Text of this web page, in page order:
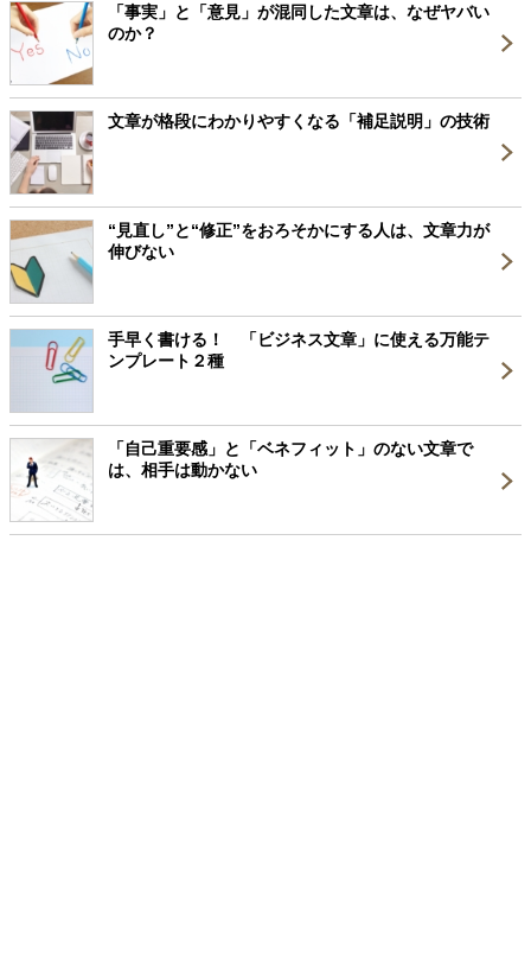
「事実」と「意見」が混同した文章は、なぜヤバい
のか？
文章が格段にわかりやすくなる「補足説明」の技術
“見直し”と“修正”をおろそかにする人は、文章力が
伸びない
手早く書ける！ 「ビジネス文章」に使える万能テ
ンプレート２種
「自己重要感」と「ベネフィット」のない文章で
は、相手は動かない